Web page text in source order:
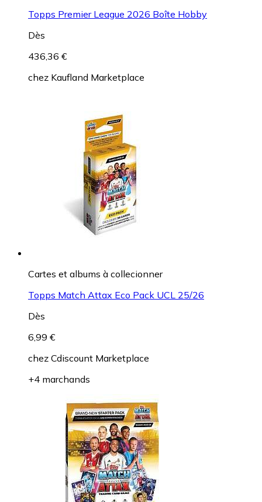
Topps Premier League 2026 Boîte Hobby
Dès
436,36 €
chez Kaufland Marketplace
Cartes et albums à collecionner
Topps Match Attax Eco Pack UCL 25/26
Dès
6,99 €
chez Cdiscount Marketplace
+4 marchands